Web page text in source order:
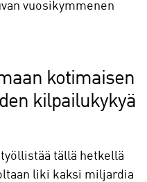
vuosikymmenen
kotimaisen
kilpailukykyä
tällä hetkellä
liki kaksi miljardia